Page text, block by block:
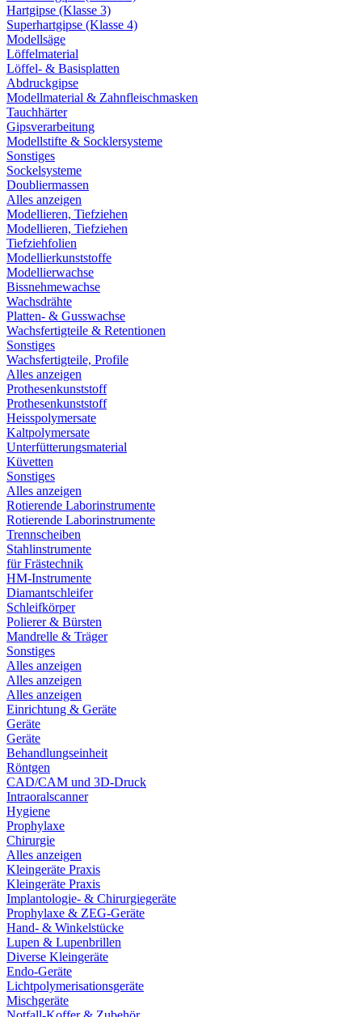
Hartgipse (Klasse 3)
Superhartgipse (Klasse 4)
Modellsäge
Löffelmaterial
Löffel- & Basisplatten
Abdruckgipse
Modellmaterial & Zahnfleischmasken
Tauchhärter
Gipsverarbeitung
Modellstifte & Socklersysteme
Sonstiges
Sockelsysteme
Doubliermassen
Alles anzeigen
Modellieren, Tiefziehen
Modellieren, Tiefziehen
Tiefziehfolien
Modellierkunststoffe
Modellierwachse
Bissnehmewachse
Wachsdrähte
Platten- & Gusswachse
Wachsfertigteile & Retentionen
Sonstiges
Wachsfertigteile, Profile
Alles anzeigen
Prothesenkunststoff
Prothesenkunststoff
Heisspolymersate
Kaltpolymersate
Unterfütterungsmaterial
Küvetten
Sonstiges
Alles anzeigen
Rotierende Laborinstrumente
Rotierende Laborinstrumente
Trennscheiben
Stahlinstrumente
für Frästechnik
HM-Instrumente
Diamantschleifer
Schleifkörper
Polierer & Bürsten
Mandrelle & Träger
Sonstiges
Alles anzeigen
Alles anzeigen
Alles anzeigen
Einrichtung & Geräte
Geräte
Geräte
Behandlungseinheit
Röntgen
CAD/CAM und 3D-Druck
Intraoralscanner
Hygiene
Prophylaxe
Chirurgie
Alles anzeigen
Kleingeräte Praxis
Kleingeräte Praxis
Implantologie- & Chirurgiegeräte
Prophylaxe & ZEG-Geräte
Hand- & Winkelstücke
Lupen & Lupenbrillen
Diverse Kleingeräte
Endo-Geräte
Lichtpolymerisationsgeräte
Mischgeräte